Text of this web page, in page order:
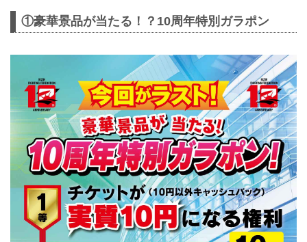
①豪華景品が当たる！？10周年特別ガラポン